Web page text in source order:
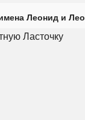
Леонид и Лео